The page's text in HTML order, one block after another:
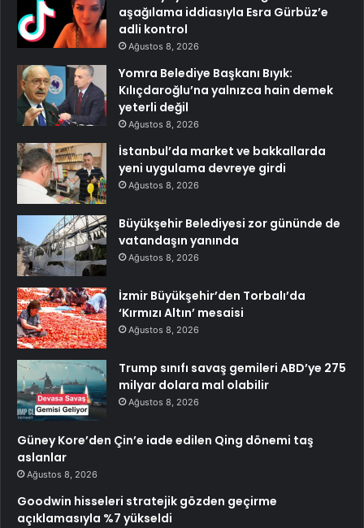
aşağılama iddiasıyla Esra Gürbüz’e
adli kontrol
Ağustos 8, 2026
Yomra Belediye Başkanı Bıyık:
Kılıçdaroğlu’na yalnızca hain demek
yeterli değil
Ağustos 8, 2026
İstanbul’da market ve bakkallarda
yeni uygulama devreye girdi
Ağustos 8, 2026
Büyükşehir Belediyesi zor gününde de
vatandaşın yanında
Ağustos 8, 2026
İzmir Büyükşehir’den Torbalı’da
‘Kırmızı Altın’ mesaisi
Ağustos 8, 2026
Trump sınıfı savaş gemileri ABD’ye 275
milyar dolara mal olabilir
Ağustos 8, 2026
Güney Kore’den Çin’e iade edilen Qing dönemi taş
aslanlar
Ağustos 8, 2026
Goodwin hisseleri stratejik gözden geçirme
açıklamasıyla %7 yükseldi